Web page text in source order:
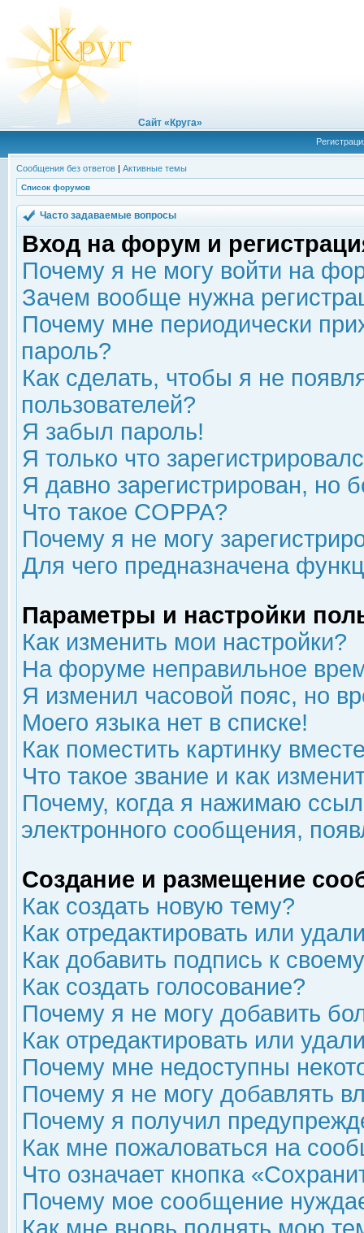
Сайт «Круга»
Сообщения без ответов | Активные темы
Список форумов
Часто задаваемые вопросы
Вход на форум и
Почему я не могу войти на
Зачем вообще нужна
Почему мне периодически
пароль?
Как сделать, чтобы я не
пользователей?
Я забыл пароль!
Я только что
Я давно зарегистрирован, но
Что такое COPPA?
Почему я не могу
Для чего предназначена
Параметры и настройки
Как изменить мои настройки?
На форуме неправильное
Я изменил часовой пояс, но
Моего языка нет в списке!
Как поместить картинку
Что такое звание и как
Почему, когда я нажимаю
электронного сообщения,
Создание и размещение
Как создать новую тему?
Как отредактировать или
Как добавить подпись к
Как создать голосование?
Почему я не могу добавить
Как отредактировать или
Почему мне недоступны
Почему я не могу добавлять
Почему я получил
Как мне пожаловаться на
Что означает кнопка
Почему мое сообщение